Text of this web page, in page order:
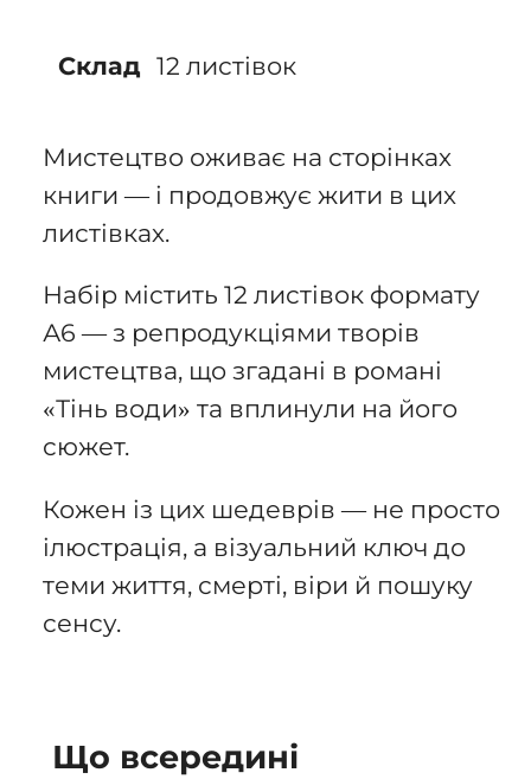
Склад 12 листівок
Мистецтво оживає на сторінках
книги — і продовжує жити в цих
листівках.
Набір містить 12 листівок формату
А6 — з репродукціями творів
мистецтва, що згадані в романі
«Тінь води» та вплинули на його
сюжет.
Кожен із цих шедеврів — не просто
ілюстрація, а візуальний ключ до
теми життя, смерті, віри й пошуку
сенсу.
Що всередині